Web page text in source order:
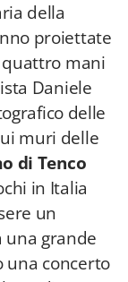
della
proiettate
mani
Daniele
delle
muri delle
di Tenco
in Italia
un
una grande
una concerto